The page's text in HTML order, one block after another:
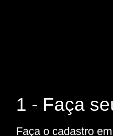
1 - Faça
Faça o cadastro